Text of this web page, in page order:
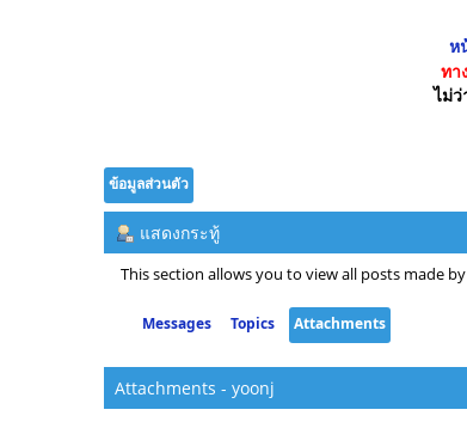
ห
ทา
ไม่
ข้อมูลส่วนตัว
แสดงกระทู้
This section allows you to view all posts made
Messages Topics Attachments
Attachments - yoonj